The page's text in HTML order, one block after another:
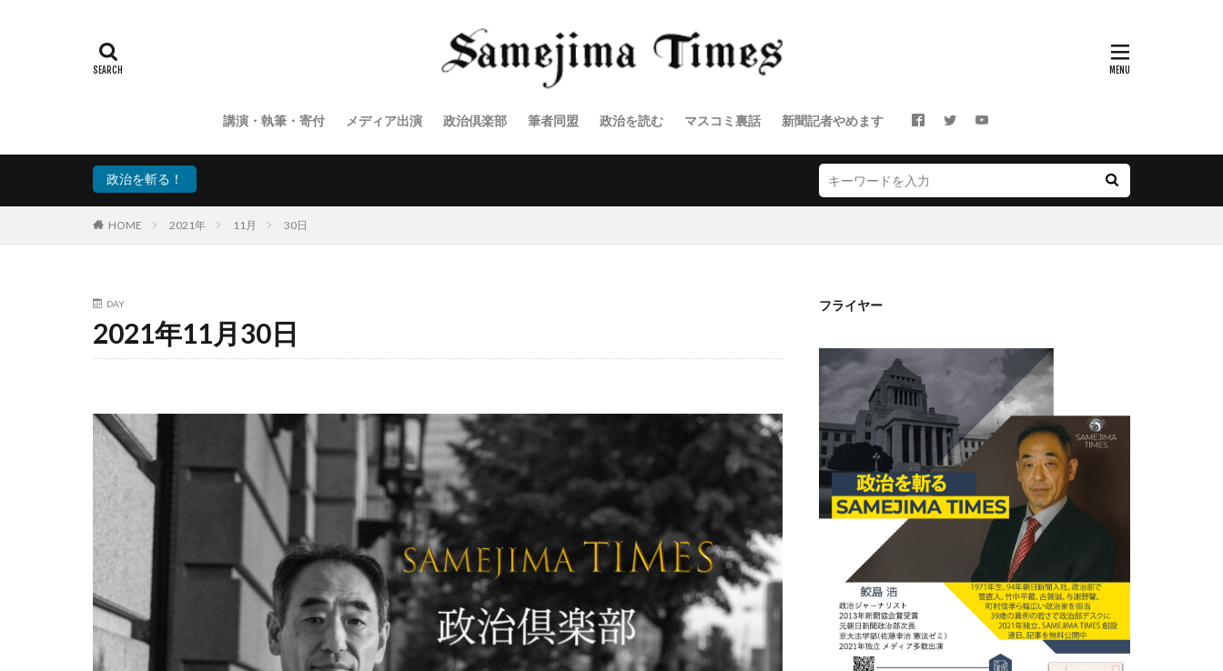
講演・執筆・寄付 メディア出演 政治倶楽部 筆者同盟 政治を読む マスコミ裏話 新聞記者やめます
政治を斬る！
HOME 2021年 11月 30日
DAY
2021年11月30日
フライヤー